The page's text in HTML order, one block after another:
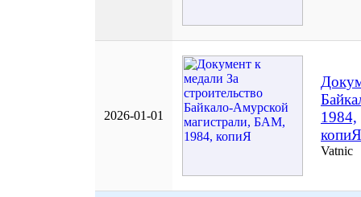
2026-01-01
1984,
копиЯ
Vatnic